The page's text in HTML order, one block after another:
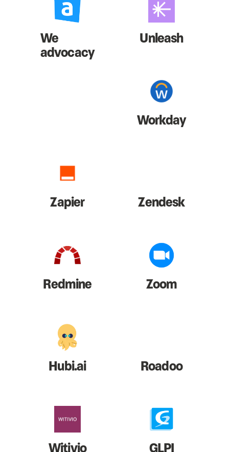
We
advocacy
Unleash
Workday
Zapier Zendesk
Redmine Zoom
Hubi.ai Roadoo
Witivio GLPI